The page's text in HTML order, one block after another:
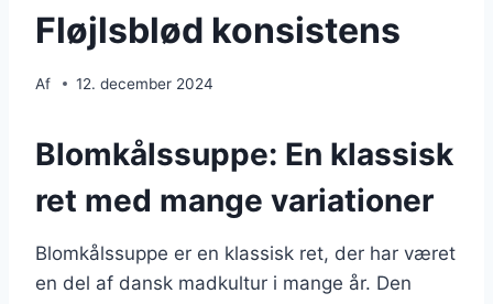
Fløjlsblød konsistens
Af 12. december 2024
Blomkålssuppe: En klassisk
ret med mange variationer
Blomkålssuppe er en klassisk ret, der har været
en del af dansk madkultur i mange år. Den